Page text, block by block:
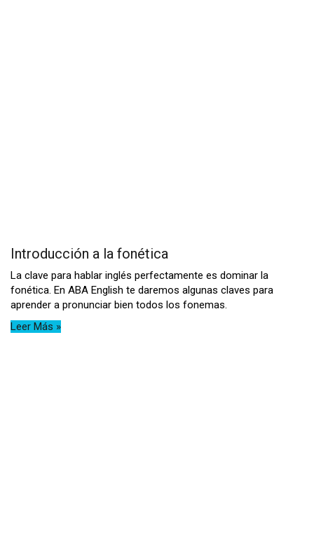
Introducción a la fonética
La clave para hablar inglés perfectamente es dominar la
fonética. En ABA English te daremos algunas claves para
aprender a pronunciar bien todos los fonemas.
Leer Más »